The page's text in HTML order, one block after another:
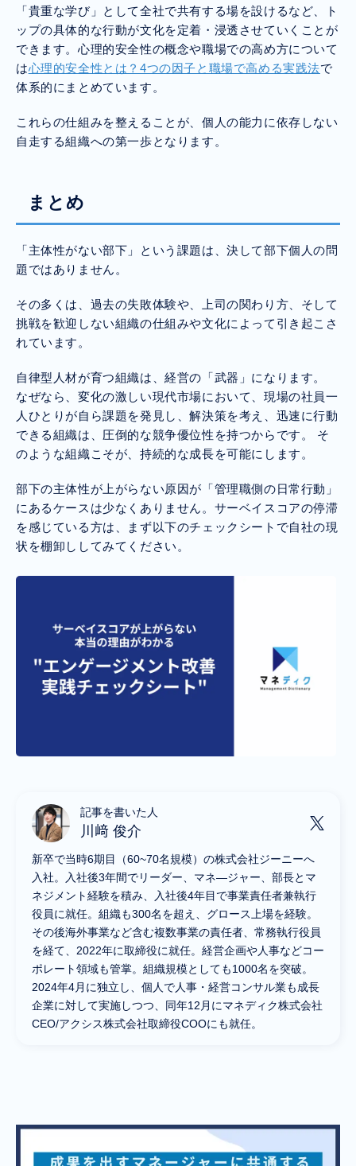
「貴重な学び」として全社で共有する場を設けるなど、ト
ップの具体的な行動が文化を定着・浸透させていくことが
できます。心理的安全性の概念や職場での高め方について
は心理的安全性とは？4つの因子と職場で高める実践法で
体系的にまとめています。
これらの仕組みを整えることが、個人の能力に依存しない
自走する組織への第一歩となります。
まとめ
「主体性がない部下」という課題は、決して部下個人の問
題ではありません。
その多くは、過去の失敗体験や、上司の関わり方、そして
挑戦を歓迎しない組織の仕組みや文化によって引き起こさ
れています。
自律型人材が育つ組織は、経営の「武器」になります。
なぜなら、変化の激しい現代市場において、現場の社員一
人ひとりが自ら課題を発見し、解決策を考え、迅速に行動
できる組織は、圧倒的な競争優位性を持つからです。 そ
のような組織こそが、持続的な成長を可能にします。
部下の主体性が上がらない原因が「管理職側の日常行動」
にあるケースは少なくありません。サーベイスコアの停滞
を感じている方は、まず以下のチェックシートで自社の現
状を棚卸ししてみてください。
記事を書いた人
川﨑 俊介
新卒で当時6期目（60~70名規模）の株式会社ジーニーへ
入社。入社後3年間でリーダー、マネ―ジャー、部長とマ
ネジメント経験を積み、入社後4年目で事業責任者兼執行
役員に就任。組織も300名を超え、グロース上場を経験。
その後海外事業など含む複数事業の責任者、常務執行役員
を経て、2022年に取締役に就任。経営企画や人事などコー
ポレート領域も管掌。組織規模としても1000名を突破。
2024年4月に独立し、個人で人事・経営コンサル業も成長
企業に対して実施しつつ、同年12月にマネディク株式会社
CEO/アクシス株式会社取締役COOにも就任。